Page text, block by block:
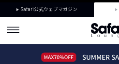
Safari公式ウェブマガジン